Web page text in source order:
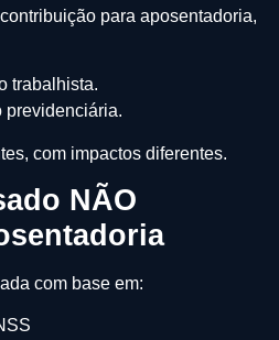
para aposentadoria,
trabalhista.
previdenciária.
com impactos diferentes.
NÃO
com base em: